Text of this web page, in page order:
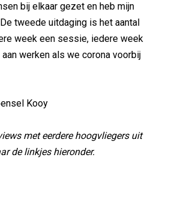
bij elkaar gezet en heb mijn
tweede uitdaging is het aantal
week een sessie, iedere week
aan werken als we corona voorbij
Kooy
met eerdere hoogvliegers uit
de linkjes hieronder.